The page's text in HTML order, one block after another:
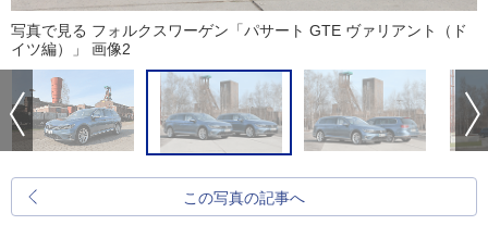
写真で見る フォルクスワーゲン「パサート GTE ヴァリアント（ド
イツ編）」 画像2
この写真の記事へ